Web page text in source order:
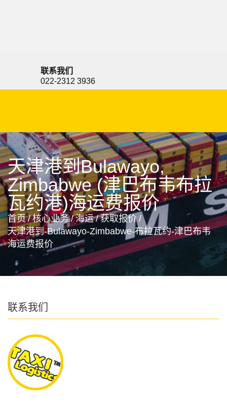
联系我们
022-2312 3936
天津港到Bulawayo,
Zimbabwe (津巴布韦布拉
瓦约港)海运费报价
首页 / 核心业务 / 海运 / 获取报价 /
天津港到-Bulawayo-Zimbabwe-布拉瓦约-津巴布韦
海运费报价
联系我们